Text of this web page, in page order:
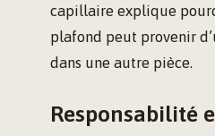
capillaire explique
plafond peut provenir
dans une autre pièce.
Responsabilité